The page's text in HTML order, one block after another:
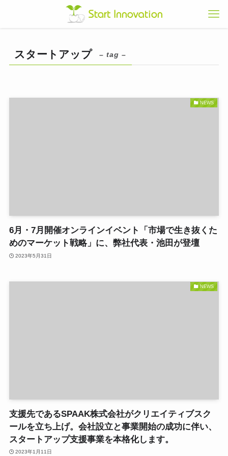
スタートアップ – tag –
NEWS
6月・7月開催オンラインイベント「市場で生き抜くた
めのマーケット戦略」に、弊社代表・池田が登壇
2023年5月31日
NEWS
支援先であるSPAAK株式会社がクリエイティブスク
ールを立ち上げ。会社設立と事業開始の成功に伴い、
スタートアップ支援事業を本格化します。
2023年1月11日